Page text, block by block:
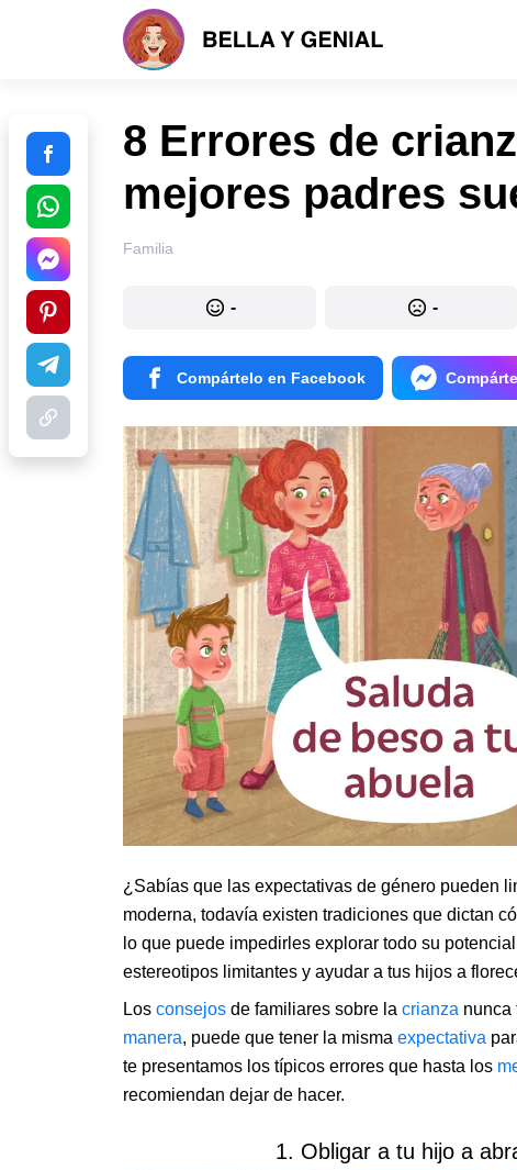
8 Errores de
mejores padres
Familia
- -
Compártelo en Facebook
¿Sabías que las expectativas de género pueden
moderna, todavía existen tradiciones que dictan
lo que puede impedirles explorar todo su
estereotipos limitantes y ayudar a tus hijos a
Los consejos de familiares sobre la crianza nunca
manera, puede que tener la misma expectativa
te presentamos los típicos errores que hasta los
recomiendan dejar de hacer.
1. Obligar a tu hijo a